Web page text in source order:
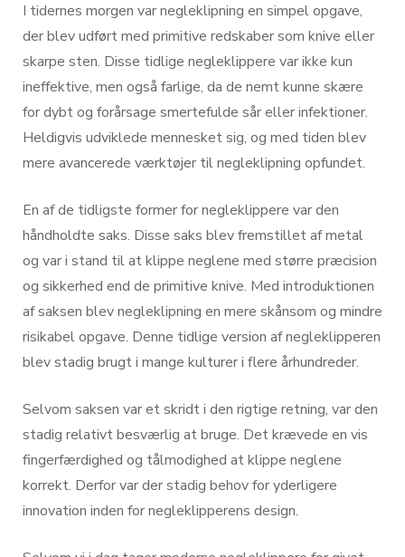
I tidernes morgen var negleklipning en simpel opgave,
der blev udført med primitive redskaber som knive eller
skarpe sten. Disse tidlige negleklippere var ikke kun
ineffektive, men også farlige, da de nemt kunne skære
for dybt og forårsage smertefulde sår eller infektioner.
Heldigvis udviklede mennesket sig, og med tiden blev
mere avancerede værktøjer til negleklipning opfundet.
En af de tidligste former for negleklippere var den
håndholdte saks. Disse saks blev fremstillet af metal
og var i stand til at klippe neglene med større præcision
og sikkerhed end de primitive knive. Med introduktionen
af saksen blev negleklipning en mere skånsom og mindre
risikabel opgave. Denne tidlige version af negleklipperen
blev stadig brugt i mange kulturer i flere århundreder.
Selvom saksen var et skridt i den rigtige retning, var den
stadig relativt besværlig at bruge. Det krævede en vis
fingerfærdighed og tålmodighed at klippe neglene
korrekt. Derfor var der stadig behov for yderligere
innovation inden for negleklipperens design.